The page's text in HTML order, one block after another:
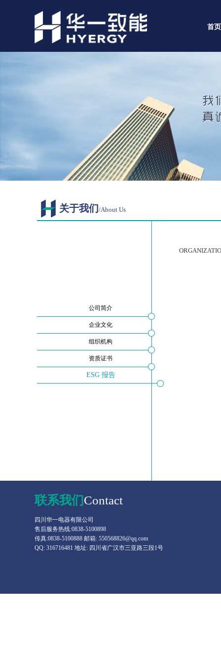
首页
关于我们 /About Us
公司简介
企业文化
组织机构
资质证书
ESG 报告
联系我们Contact
四川华一电器有限公司
售后服务热线:0838-5100898
传真:0838-5100888 邮箱: 550568826@qq.com
QQ: 316716481 地址: 四川省广汉市三亚路三段1号